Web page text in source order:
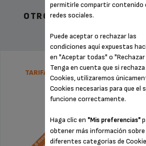
OTROS ACCESORIOS
TARIFA PLANA DE REPARACIÓN
KRUPS
permitirle compartir contenido
redes sociales.
Puede aceptar o rechazar las
condiciones aquí expuestas
en "Aceptar todas" o
Tenga en cuenta que si rechaza
Cookies, utilizaremos
Cookies necesarias para que el
funcione correctamente.
Haga clic en "Mis preferencias"
obtener más información sobre
diferentes categorías de